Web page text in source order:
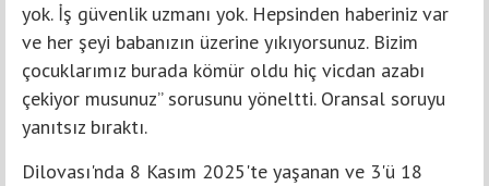
yok. İş güvenlik uzmanı yok. Hepsinden haberiniz var
ve her şeyi babanızın üzerine yıkıyorsunuz. Bizim
çocuklarımız burada kömür oldu hiç vicdan azabı
çekiyor musunuz” sorusunu yöneltti. Oransal soruyu
yanıtsız bıraktı.
Dilovası'nda 8 Kasım 2025'te yaşanan ve 3'ü 18